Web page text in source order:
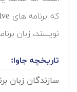
نویسند، زبان
تاریخچه جاوا:
سازندگان زبان